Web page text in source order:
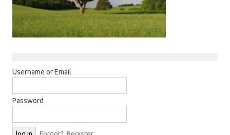
Username or Email
Password